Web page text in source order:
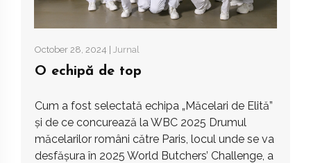
October 28, 2024 | Jurnal
O echipă de top
Cum a fost selectată echipa „Măcelari de Elită”
și de ce concurează la WBC 2025 Drumul
măcelarilor români către Paris, locul unde se va
desfășura în 2025 World Butchers’ Challenge, a